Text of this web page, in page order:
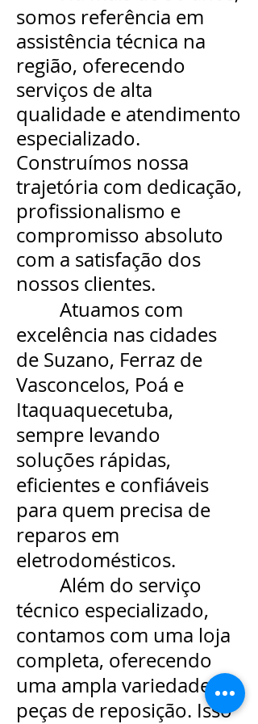
somos referência em
assistência técnica na
região, oferecendo
serviços de alta
qualidade e atendimento
especializado.
Construímos nossa
trajetória com dedicação,
profissionalismo e
compromisso absoluto
com a satisfação dos
nossos clientes.
Atuamos com
excelência nas cidades
de Suzano, Ferraz de
Vasconcelos, Poá e
Itaquaquecetuba,
sempre levando
soluções rápidas,
eficientes e confiáveis
para quem precisa de
reparos em
eletrodomésticos.
Além do serviço
técnico especializado,
contamos com uma loja
completa, oferecendo
uma ampla variedade de
peças de reposição. Isso